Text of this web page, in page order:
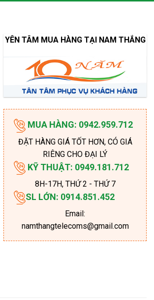
YÊN TÂM MUA HÀNG TẠI NAM THẮNG
MUA HÀNG: 0942.959.712
ĐẶT HÀNG GIÁ TỐT HƠN, CÓ GIÁ
RIÊNG CHO ĐẠI LÝ
KỸ THUẬT: 0949.181.712
8H-17H, THỨ 2 - THỨ 7
SL LỚN: 0914.851.452
Email:
namthangtelecoms@gmail.com